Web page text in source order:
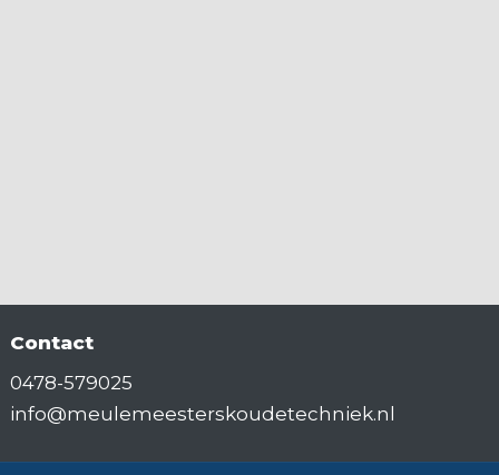
Contact
0478-579025
info@meulemeesterskoudetechniek.nl